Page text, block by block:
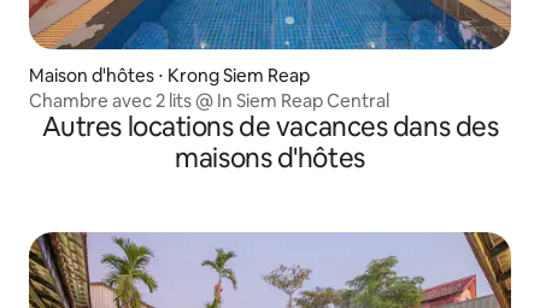
Maison d'hôtes ⋅ Krong Siem Reap
Chambre avec 2 lits @ In Siem Reap Central
Autres locations de vacances dans des
maisons d'hôtes